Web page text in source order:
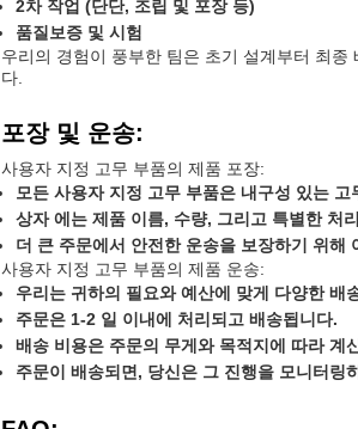
2차 작업 (단단, 조립 및 포장 등)
품질보증 및 시험
우리의 경험이 풍부한 팀은 초기 설계부터 최
다.
포장 및 운송:
사용자 지정 고무 부품의 제품 포장:
모든 사용자 지정 고무 부품은 내구성 있는
상자 에는 제품 이름, 수량, 그리고 특별한 처
더 큰 주문에서 안전한 운송을 보장하기 위해
사용자 지정 고무 부품의 제품 운송:
우리는 귀하의 필요와 예산에 맞게 다양한 배
주문은 1-2 일 이내에 처리되고 배송됩니다.
배송 비용은 주문의 무게와 목적지에 따라 계
주문이 배송되면, 당신은 그 진행을 모니터링